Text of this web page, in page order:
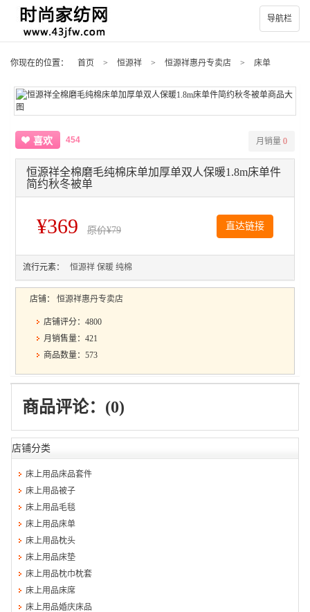
导航栏
你现在的位置： 首页 > 恒源祥 > 恒源祥惠丹专卖店 > 床单
喜欢 454 月销量 0
恒源祥全棉磨毛纯棉床单加厚单双人保暖1.8m床单件
简约秋冬被单
¥369 原价¥79 直达链接
流行元素： 恒源祥 保暖 纯棉
店铺： 恒源祥惠丹专卖店
店铺评分：4800
月销售量：421
商品数量：573
商品评论：(0)
店铺分类
床上用品床品套件
床上用品被子
床上用品毛毯
床上用品床单
床上用品枕头
床上用品床垫
床上用品枕巾枕套
床上用品床席
床上用品婚庆床品